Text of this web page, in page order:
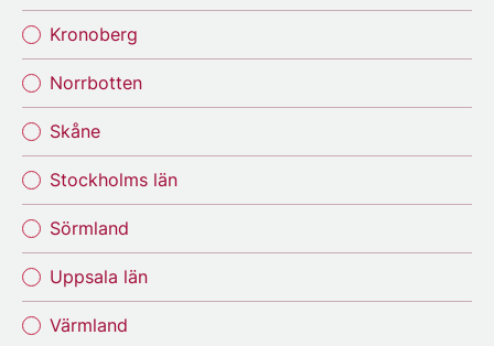
Kronoberg
Norrbotten
Skåne
Stockholms län
Sörmland
Uppsala län
Värmland